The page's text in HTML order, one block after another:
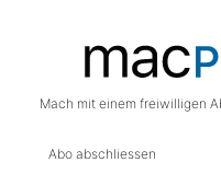
Mach mit einem freiwilligen
Abo abschliessen